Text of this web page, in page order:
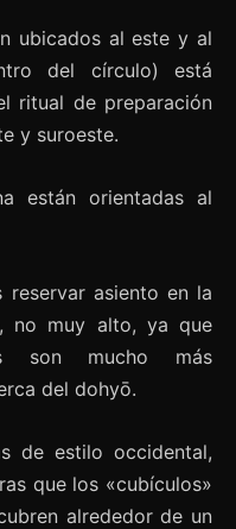
ubicados al este y al
del círculo) está
ritual de preparación
y suroeste.
están orientadas al
reservar asiento en la
no muy alto, ya que
son mucho más
del dohyō.
de estilo occidental,
que los «cubículos»
alrededor de un